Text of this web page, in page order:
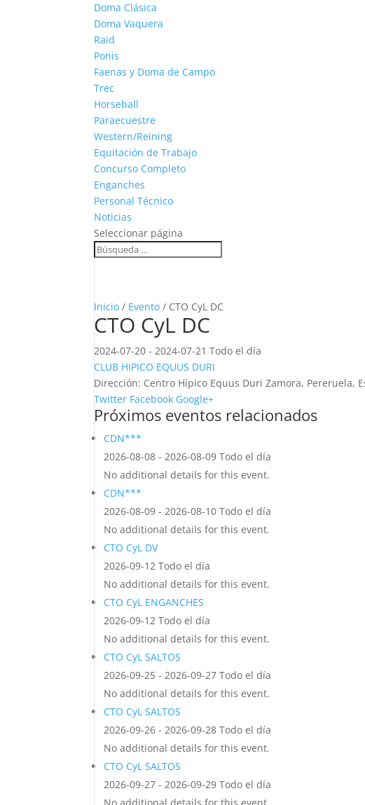
Doma Clásica
Doma Vaquera
Raid
Ponis
Faenas y Doma de Campo
Trec
Horseball
Paraecuestre
Western/Reining
Equitación de Trabajo
Concurso Completo
Enganches
Personal Técnico
Noticias
Seleccionar página
Inicio / Evento / CTO CyL DC
CTO CyL DC
2024-07-20 - 2024-07-21 Todo el día
CLUB HIPICO EQUUS DURI
Dirección: Centro Hípico Equus Duri Zamora, Pereruela,
Twitter Facebook Google+
Próximos eventos relacionados
CDN***
2026-08-08 - 2026-08-09 Todo el día
No additional details for this event.
CDN***
2026-08-09 - 2026-08-10 Todo el día
No additional details for this event.
CTO CyL DV
2026-09-12 Todo el día
No additional details for this event.
CTO CyL ENGANCHES
2026-09-12 Todo el día
No additional details for this event.
CTO CyL SALTOS
2026-09-25 - 2026-09-27 Todo el día
No additional details for this event.
CTO CyL SALTOS
2026-09-26 - 2026-09-28 Todo el día
No additional details for this event.
CTO CyL SALTOS
2026-09-27 - 2026-09-29 Todo el día